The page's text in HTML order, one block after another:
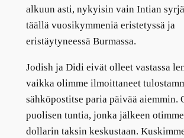
alkuun asti, nykyisin vain Intian
täällä vuosikymmeniä eristetyssä ja
eristäytyneessä Burmassa.
Jodish ja Didi eivät olleet vastassa
vaikka olimme ilmoittaneet
sähköpostitse paria päivää aiemmin.
puolisen tuntia, jonka jälkeen
dollarin taksin keskustaan.